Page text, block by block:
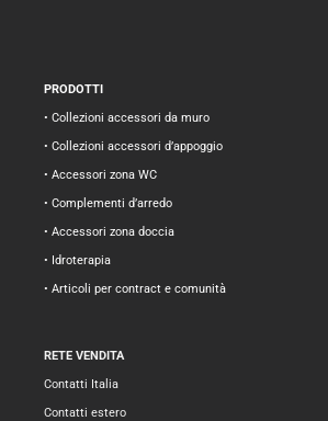
PRODOTTI
• Collezioni accessori da muro
• Collezioni accessori d’appoggio
• Accessori zona WC
• Complementi d’arredo
• Accessori zona doccia
• Idroterapia
• Articoli per contract e comunità
RETE VENDITA
Contatti Italia
Contatti estero